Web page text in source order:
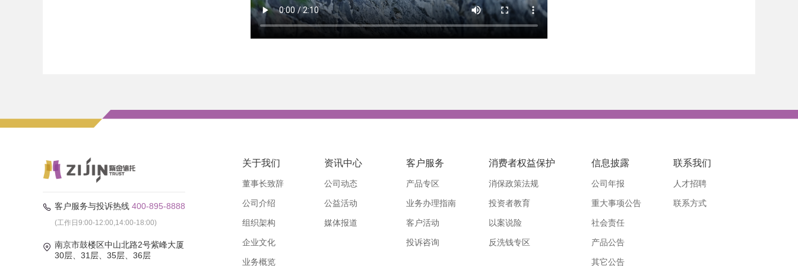
客户服务与投诉热线 400-895-8888
(工作日9:00-12:00,14:00-18:00)
南京市鼓楼区中山北路2号紫峰大厦
30层、31层、35层、36层
关于我们
董事长致辞
公司介绍
组织架构
企业文化
业务概览
资讯中心
公司动态
公益活动
媒体报道
客户服务
产品专区
业务办理指南
客户活动
投诉咨询
消费者权益保护
消保政策法规
投资者教育
以案说险
反洗钱专区
信息披露
公司年报
重大事项公告
社会责任
产品公告
其它公告
联系我们
人才招聘
联系方式